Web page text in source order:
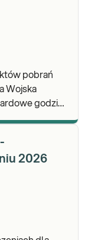
pobrań
Wojska
2026